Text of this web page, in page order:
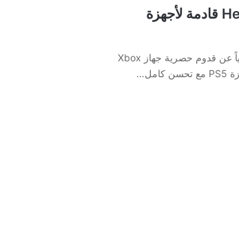
رسمياً، لعبة Hellblade 2 قادمة لأجهزة
أعلن فريق Ninja Theory رسمياً عن قدوم حصرية جهاز Xbox